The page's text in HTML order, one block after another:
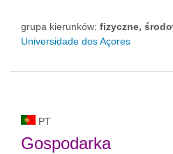
grupa kierunków: fizyczne,
Universidade dos Açores
PT
Gospodarka